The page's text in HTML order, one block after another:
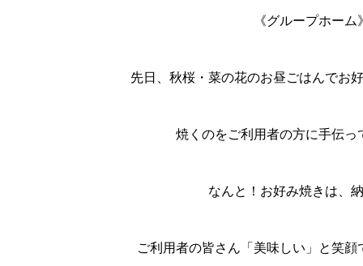
《グループホーム
先日、秋桜・菜の花のお昼ごはんでお
焼くのをご利用者の方に手伝っ
なんと！お好み焼きは、
ご利用者の皆さん「美味しい」と笑